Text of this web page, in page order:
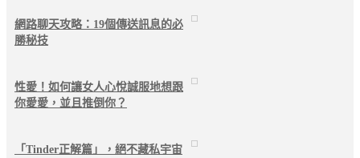
網路聊天攻略：19個傳送訊息的必
勝秘技
性愛！如何讓女人心悅誠服地想跟
你愛愛，並且推倒你？
「Tinder正解篇」，絕不藏私宇宙